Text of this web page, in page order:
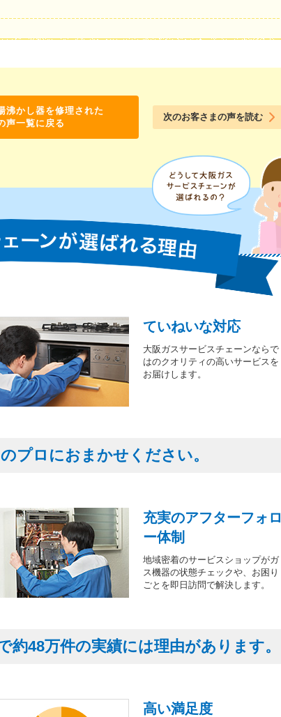
沸かし器を修理された
声一覧に戻る
次のお客さまの声を読む
ていねいな対応
大阪ガスサービスチェーンならで
はのクオリティの高いサービスを
お届けします。
プロにおまかせください。
充実のアフターフォロ
ー体制
地域密着のサービスショップがガ
ス機器の状態チェックや、お困り
ごとを即日訪問で解決します。
48万件の実績には理由があります。
高い満足度